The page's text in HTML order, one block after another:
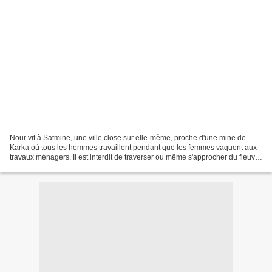
Nour vit à Satmine, une ville close sur elle-même, proche d'une mine de
Karka où tous les hommes travaillent pendant que les femmes vaquent aux
travaux ménagers. Il est interdit de traverser ou même s'approcher du fleuve,